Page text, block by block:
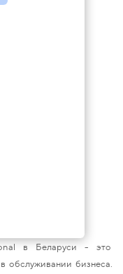
в Беларуси - это
обслуживании бизнеса.